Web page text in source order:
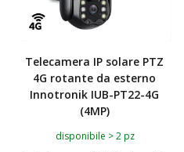
Telecamera IP solare PTZ
4G rotante da esterno
Innotronik IUB-PT22-4G
(4MP)
disponibile > 2 pz